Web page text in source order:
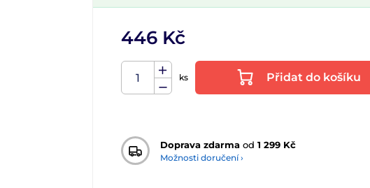
446 Kč
ks Přidat do košíku
Doprava zdarma od 1 299 Kč
Možnosti doručení ›